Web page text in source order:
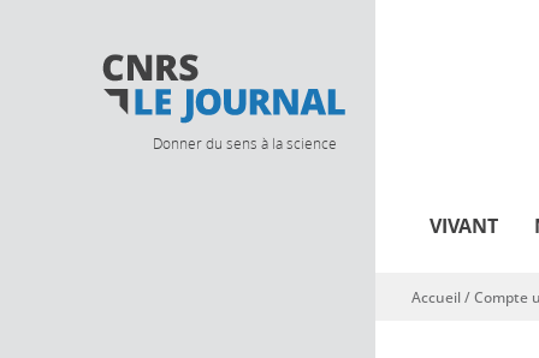
Donner du sens à la science
VIVANT
Vous êtes ici
Accueil/Compte